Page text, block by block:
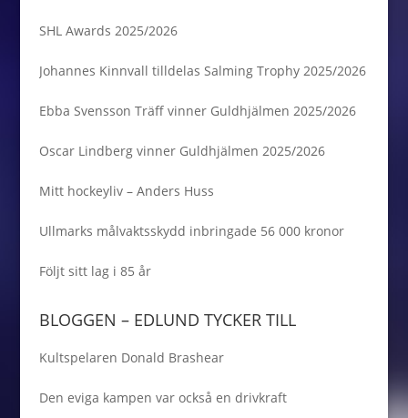
SHL Awards 2025/2026
Johannes Kinnvall tilldelas Salming Trophy 2025/2026
Ebba Svensson Träff vinner Guldhjälmen 2025/2026
Oscar Lindberg vinner Guldhjälmen 2025/2026
Mitt hockeyliv – Anders Huss
Ullmarks målvaktsskydd inbringade 56 000 kronor
Följt sitt lag i 85 år
BLOGGEN – EDLUND TYCKER TILL
Kultspelaren Donald Brashear
Den eviga kampen var också en drivkraft